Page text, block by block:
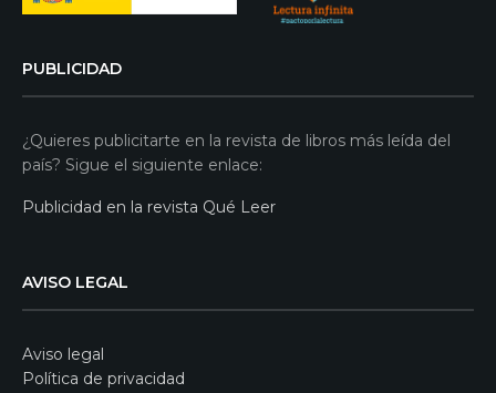
PUBLICIDAD
¿Quieres publicitarte en la revista de libros más leída del
país? Sigue el siguiente enlace:
Publicidad en la revista Qué Leer
AVISO LEGAL
Aviso legal
Política de privacidad